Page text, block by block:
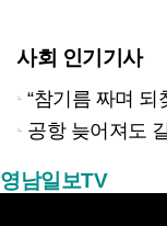
사회 인기기사
“참기름 짜며 되찾은 삶
공항 늦어져도 길은
영남일보TV